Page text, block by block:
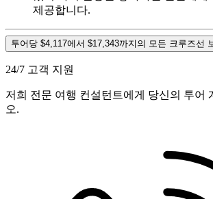
제공합니다.
투어당 $4,117에서 $17,343까지의 모든 크루즈선
24/7 고객 지원
저희 전문 여행 컨설턴트에게 당신의 투어
오.